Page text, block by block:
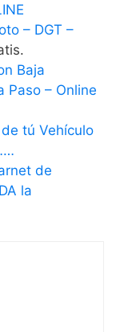
– DGT –
Baja
Paso – Online
tú Vehículo
de
la